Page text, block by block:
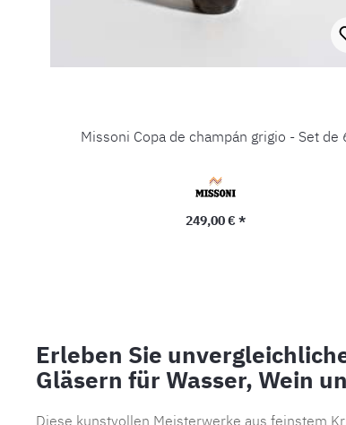
Missoni Copa de champán grigio - Set de
Precio normal:
249,00 € *
Erleben Sie
Gläsern für Wasser, Wein
Diese kunstvollen Meisterwerke aus feinstem